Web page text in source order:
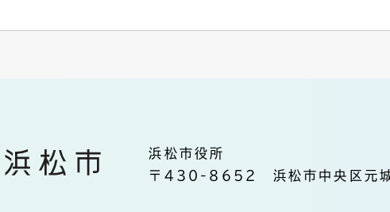
浜松市役所
〒430-8652 浜松市中央区元